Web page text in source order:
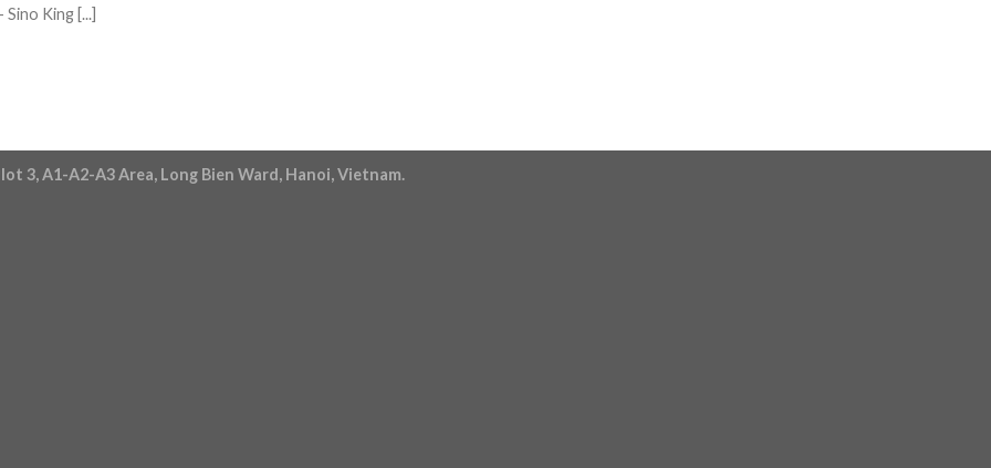
King [...]
3, A1-A2-A3 Area, Long Bien Ward, Hanoi, Vietnam.